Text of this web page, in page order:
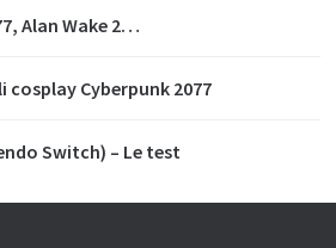
Alan Wake 2…
cosplay Cyberpunk 2077
Switch) – Le test